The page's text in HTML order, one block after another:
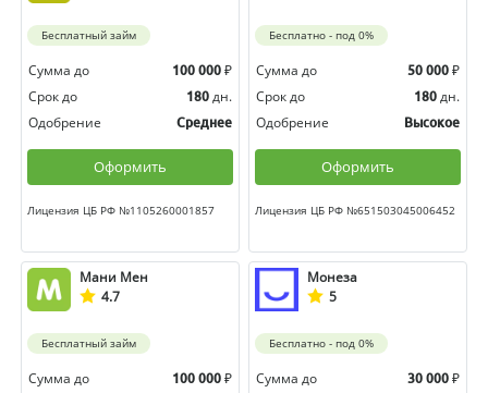
Бесплатный займ
Сумма до 100 000 ₽
Срок до
180 дн.
Одобрение
Среднее
Оформить
Лицензия ЦБ РФ №1105260001857
Бесплатно - под 0%
Сумма до 50 000 ₽
Срок до
180 дн.
Одобрение
Высокое
Оформить
Лицензия ЦБ РФ №651503045006452
Мани Мен
4.7
Бесплатный займ
Сумма до 100 000 ₽
Монеза
5
Бесплатно - под 0%
Сумма до 30 000 ₽